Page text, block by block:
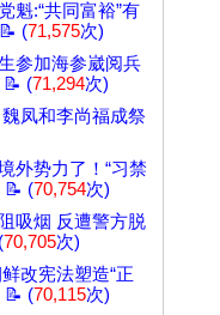
魁:“共同富裕”有
📝 (71,575次)
参加海参崴阅兵
📝 (71,294次)
凤和李尚福成祭
外势力了！“习禁
📝 (70,754次)
吸烟 反遭警方脱
70,705次)
改宪法塑造“正
📝 (70,115次)